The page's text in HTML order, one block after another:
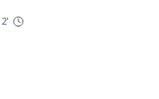
2'